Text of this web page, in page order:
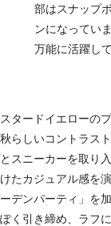
部はスナップ
ンになってい
万能に活躍し
タードイエローの
らしいコントラス
スニーカーを取り
たカジュアル感を
デンパーティ」を
く引き締め、ラフ